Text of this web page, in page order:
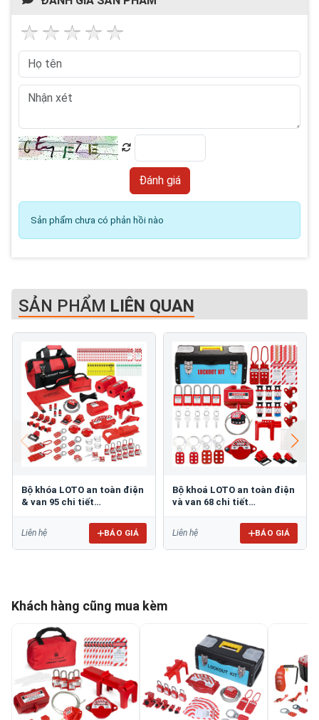
Sản phẩm chưa có phản hồi nào
SẢN PHẨM LIÊN QUAN
Bộ khóa LOTO an toàn điện
& van 95 chi tiết
Liên hệ BÁO GIÁ
Bộ khoá LOTO an toàn điện
và van 68 chi tiết
Liên hệ BÁO GIÁ
Khách hàng cũng mua kèm